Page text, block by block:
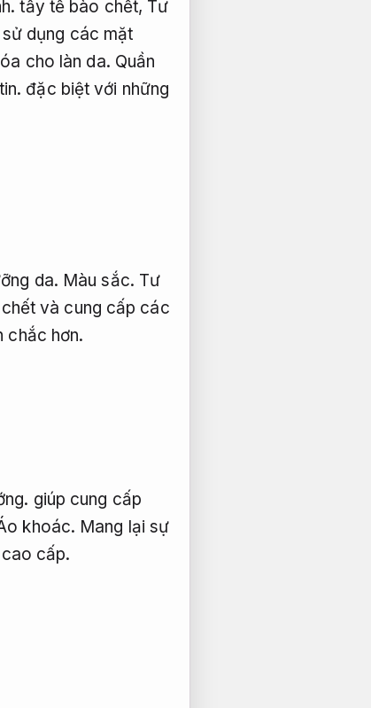
tẩy tế bào chết, Tư
dụng các mặt
cho làn da. Quần
đặc biệt với những
da. Màu sắc. Tư
và cung cấp các
chắc hơn.
giúp cung cấp
khoác. Mang lại sự
cấp.